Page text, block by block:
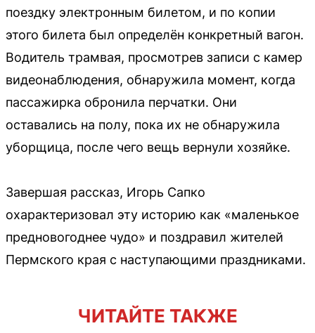
поездку электронным билетом, и по копии
этого билета был определён конкретный вагон.
Водитель трамвая, просмотрев записи с камер
видеонаблюдения, обнаружила момент, когда
пассажирка обронила перчатки. Они
оставались на полу, пока их не обнаружила
уборщица, после чего вещь вернули хозяйке.
Завершая рассказ, Игорь Сапко
охарактеризовал эту историю как «маленькое
предновогоднее чудо» и поздравил жителей
Пермского края с наступающими праздниками.
ЧИТАЙТЕ ТАКЖЕ